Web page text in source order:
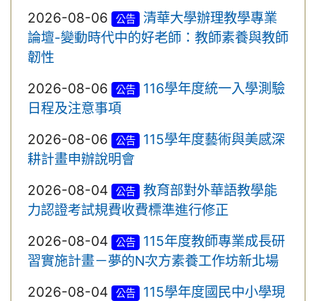
2026-08-06
公告
清華大學辦理教學專業
論壇-變動時代中的好老師：教師素養與教師
韌性
2026-08-06
公告
116學年度統一入學測驗
日程及注意事項
2026-08-06
公告
115學年度藝術與美感深
耕計畫申辦說明會
2026-08-04
公告
教育部對外華語教學能
力認證考試規費收費標準進行修正
2026-08-04
公告
115年度教師專業成長研
習實施計畫－夢的N次方素養工作坊新北場
2026-08-04
公告
115學年度國民中小學現